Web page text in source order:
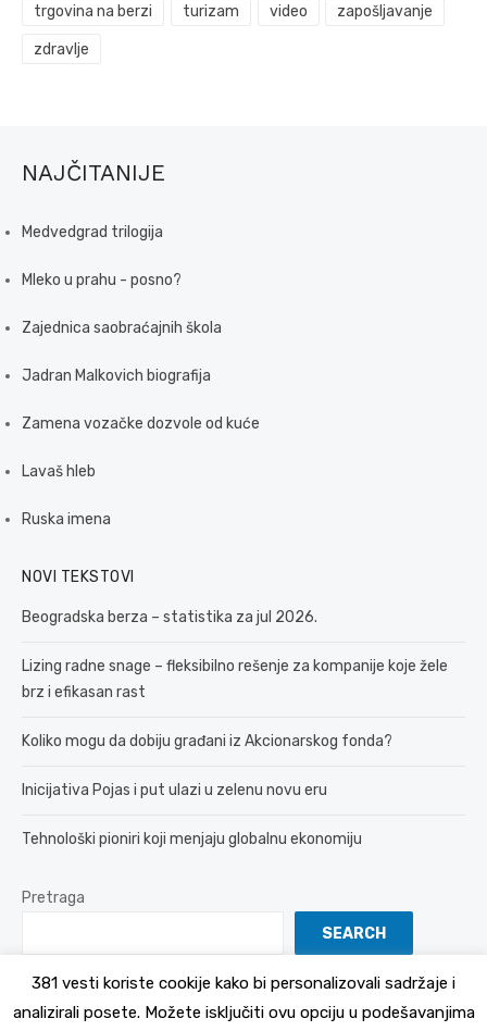
trgovina na berzi turizam video zapošljavanje
zdravlje
NAJČITANIJE
Medvedgrad trilogija
Mleko u prahu - posno?
Zajednica saobraćajnih škola
Jadran Malkovich biografija
Zamena vozačke dozvole od kuće
Lavaš hleb
Ruska imena
NOVI TEKSTOVI
Beogradska berza – statistika za jul 2026.
Lizing radne snage – fleksibilno rešenje za kompanije koje žele
brz i efikasan rast
Koliko mogu da dobiju građani iz Akcionarskog fonda?
Inicijativa Pojas i put ulazi u zelenu novu eru
Tehnološki pioniri koji menjaju globalnu ekonomiju
Pretraga
SEARCH
381 vesti koriste cookije kako bi personalizovali sadržaje i
analizirali posete. Možete isključiti ovu opciju u podešavanjima